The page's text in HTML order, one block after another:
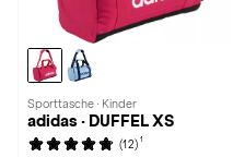
Sporttasche · Kinder
adidas · DUFFEL XS
(12) 1